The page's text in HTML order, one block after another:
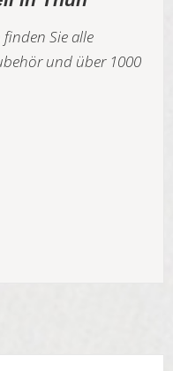
Sie alle
und über 1000